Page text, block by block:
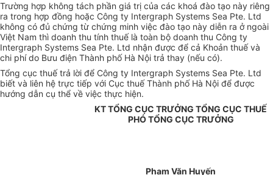
Trường hợp không tách phần giá trị của các khoá đào tạo này riêng
ra trong hợp đồng hoặc Công ty Intergraph Systems Sea Pte. Ltd
không có đủ chứng từ chứng minh việc đào tạo này diễn ra ở ngoài
Việt Nam thì doanh thu tính thuế là toàn bộ doanh thu Công ty
Intergraph Systems Sea Pte. Ltd nhận được để cả Khoản thuế và
chi phí do Bưu điện Thành phố Hà Nội trả thay (nếu có).
Tổng cục thuế trả lời để Công ty Intergraph Systems Sea Pte. Ltd
biết và liên hệ trực tiếp với Cục thuế Thành phố Hà Nội để được
hướng dẫn cụ thể về việc thực hiện.
KT TỔNG CỤC TRƯỞNG TỔNG CỤC THUẾ
PHÓ TỔNG CỤC TRƯỞNG
Phạm Văn Huyến